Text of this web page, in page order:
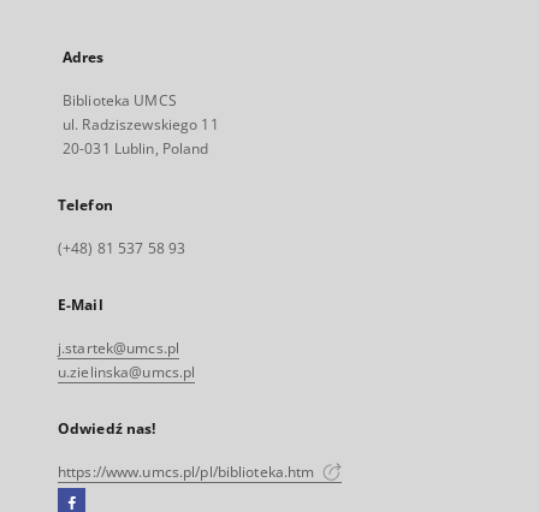
Adres
Biblioteka UMCS
ul. Radziszewskiego 11
20-031 Lublin, Poland
Telefon
(+48) 81 537 58 93
E-Mail
j.startek@umcs.pl
u.zielinska@umcs.pl
Odwiedź nas!
https://www.umcs.pl/pl/biblioteka.htm
Facebook